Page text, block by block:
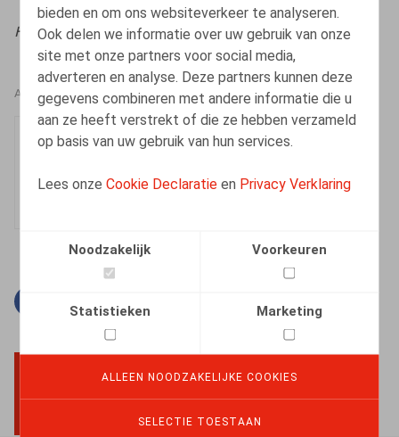
bieden en om ons websiteverkeer te analyseren.
Ook delen we informatie over uw gebruik van onze
site met onze partners voor social media,
adverteren en analyse. Deze partners kunnen deze
gegevens combineren met andere informatie die u
aan ze heeft verstrekt of die ze hebben verzameld
op basis van uw gebruik van hun services.
Lees onzeCookie Declaratie en Privacy Verklaring
Noodzakelijk Voorkeuren
Statistieken Marketing
ALLEEN NOODZAKELIJKE COOKIES
SELECTIE TOESTAAN
HR.square (online),27/05/2025
AUTEURS
Thomas Horemans
BACK TO TOP